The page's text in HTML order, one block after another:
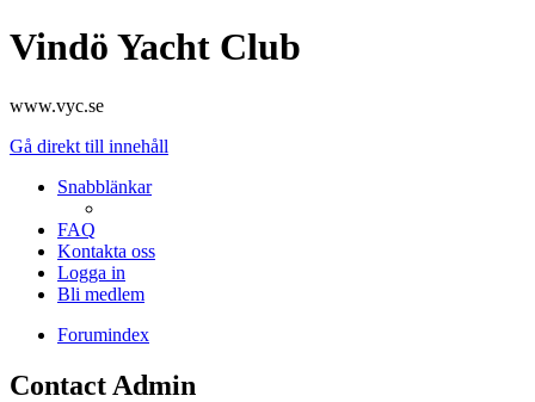
Vindö Yacht Club
www.vyc.se
Gå direkt till innehåll
Snabblänkar
FAQ
Kontakta oss
Logga in
Bli medlem
Forumindex
Contact Admin